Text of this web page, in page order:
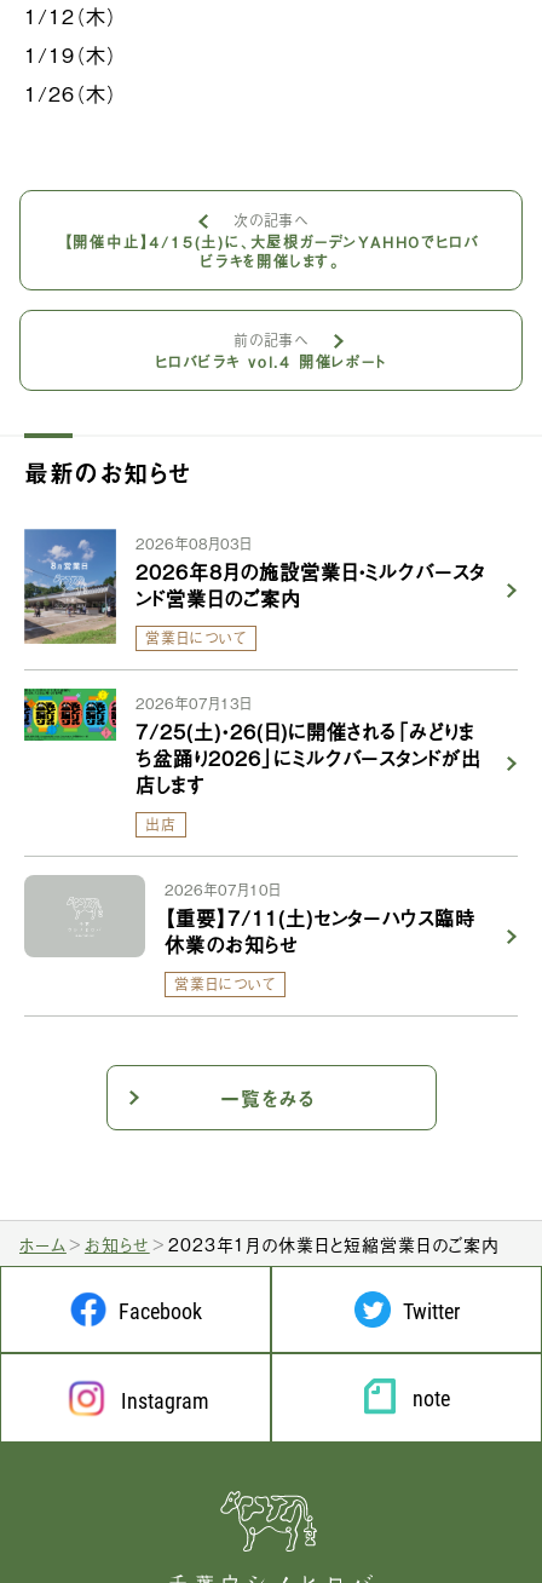
1/12（木）
1/19（木）
1/26（木）
次の記事へ
【開催中止】４/15(土)に、大屋根ガーデンYAHHOでヒロバ
ビラキを開催します。
前の記事へ
ヒロバビラキ vol.4 開催レポート
最新のお知らせ
2026年08月03日
2026年8月の施設営業日・ミルクバースタ
ンド営業日のご案内
営業日について
2026年07月13日
7/25(土)・26(日)に開催される「みどりま
ち盆踊り2026」にミルクバースタンドが出
店します
出店
2026年07月10日
【重要】7/11(土)センターハウス臨時
休業のお知らせ
営業日について
一覧をみる
ホーム お知らせ 2023年1月の休業日と短縮営業日のご案内
Facebook Twitter
Instagram note